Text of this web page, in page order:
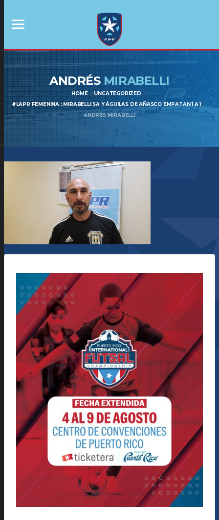
ANDRÉS MIRABELLI
HOME
UNCATEGORIZED
#LAPR FEMENINA : MIRABELLI SA Y ÁGUILAS DE AÑASCO EMPATAN 1 A 1
ANDRÉS MIRABELLI